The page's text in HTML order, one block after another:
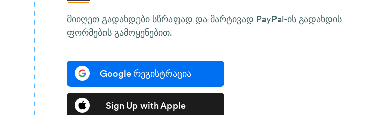
მიიღეთ გადახდები სწრაფად და მარტივად PayPal-ის გადახდის
ფორმების გამოყენებით.
Google რეგისტრაცია
Sign Up with Apple